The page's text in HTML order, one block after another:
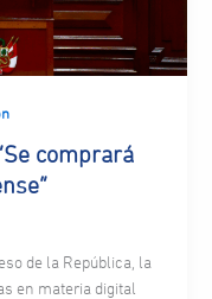
comprará
de la República, la
en materia digital